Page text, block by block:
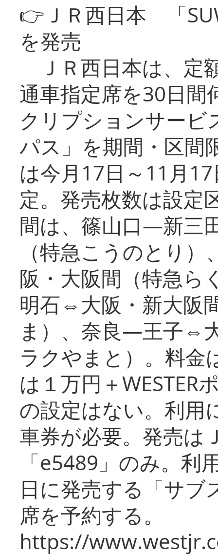
👉ＪＲ西日本 「
を発売
ＪＲ西日本は、定
通車指定席を30日間
クリプションサービ
パス」を期間・区間
は今月17日～11月
定。発売枚数は設定
間は、篠山口―新三
（特急こうのとり
阪・大阪間（特急
明石⇔大阪・新大阪
ま）、奈良―王子⇔
ラクやまと）。料金
は１万円＋WESTER
の設定はない。利用
車券が必要。発売は
「e5489」のみ。利
日に発売する「サブ
席を予約する。
https://